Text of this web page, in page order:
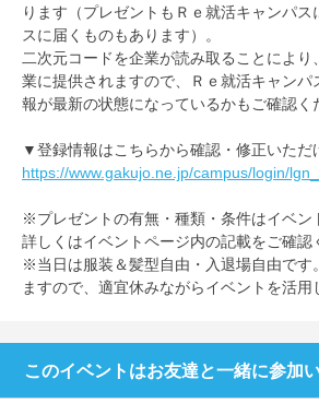
ります（プレゼントもＲｅ就活キャンパス
スに届くものもあります）。
二次元コードを企業が読み取ることにより
業に提供されますので、Ｒｅ就活キャンパ
報が最新の状態になっているかもご確認く
▼登録情報はこちらから確認・修正いただ
https://www.gakujo.ne.jp/campus/login/
※プレゼントの有無・種類・条件はイベン
詳しくはイベントページ内の記載をご確認
※当日は服装＆髪型自由・入退場自由です
ますので、適宜休みながらイベントを活用
このイベントはお友達と一緒に参加